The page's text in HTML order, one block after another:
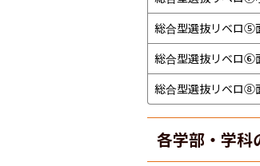
総合型選抜リベロ⑤
総合型選抜リベロ⑥
総合型選抜リベロ⑧
各学部・学科